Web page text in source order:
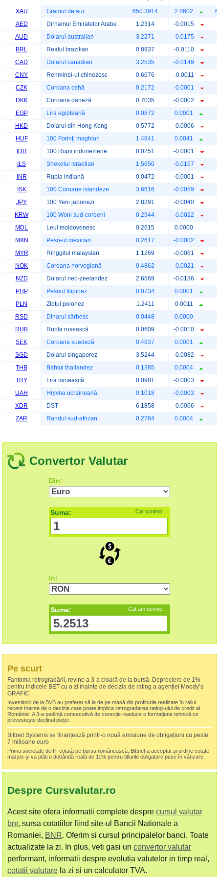
XAU Gramul de aur 650.3914 2.8602
AED
Dirhamul Emiratelor Arabe 1.2314 -0.0015
AUD
Dolarul australian 3.2271 -0.0175
BRL
Realul brazilian 0.8937 -0.0110
CAD
Dolarul canadian 3.2535 -0.0149
CNY
Renminbi-ul chinezesc 0.6676 -0.0011
CZK
Coroana cehă 0.2172 -0.0001
DKK
Coroana daneză 0.7035 -0.0002
EGP
Lira egipteană 0.0872 0.0001
HKD
Dolarul din Hong Kong 0.5772 -0.0006
HUF
100 Forinţi maghiari 1.4841 0.0041
IDR
100 Rupii indoneziene 0.0251 -0.0001
ILS
Shekelul israelian 1.5650 -0.0157
INR
Rupia indiană 0.0472 -0.0001
ISK
100 Coroane islandeze 3.6616 -0.0059
JPY
100 Yeni japonezi 2.8291 -0.0040
KRW
100 Woni sud-coreeni 0.2944 -0.0022
MDL
Leul moldovenesc 0.2615 0.0000
MXN
Peso-ul mexican 0.2617 -0.0002
MYR
Ringgitul malaysian 1.1269 -0.0061
NOK
Coroana norvegiană 0.4862 -0.0021
NZD
Dolarul neo-zeelandez 2.6569 -0.0136
PHP
Pesoul filipinez 0.0734 0.0001
PLN
Zlotul polonez 1.2411 0.0011
RSD
Dinarul sârbesc 0.0448 0.0000
RUB
Rubla rusească 0.0609 -0.0010
SEK
Coroana suedeză 0.4837 0.0001
SGD
Dolarul singaporez 3.5244 -0.0082
THB
Bahtul thailandez 0.1385 0.0004
TRY
Lira turcească 0.0981 -0.0003
UAH
Hryvna ucraineană 0.1018 -0.0003
XDR
DST 6.1858 -0.0066
ZAR
Randul sud-african 0.2784 0.0004
Convertor Valutar
Din:
Suma: Cat schimb:
In:
Suma: Cat am nevoie:
Pe scurt
Fantoma retrogradării, revine a 3-a cioară de la bursă. Depreciere de 1%
pentru indicele BET cu o zi înainte de decizia de rating a agenției Moody’s
GRAFIC
Investitorii de la BVB au preferat să ia de pe masă din profiturile realizate în raliul
recent înainte de o decizie care poate implica retrogradarea rating-ului de credit al
României. A 3-a ședință consecutivă de corecție readuce o formațiune tehnică ce
prevestește declinul pieței.
Bittnet Systems se finanțează printr-o nouă emisiune de obligațiuni cu peste
7 milioane euro
Prima societate de IT cotată pe bursa românească, Bittnet a acceptat și ordine cotate
mai jos și va plăti o dobândă reală de 11% pentru titlurile obligatare puse în vânzare.
Despre Cursvalutar.ro
Acest site ofera informatii complete despre cursul valutar
bnr, sursa cotatiilor fiind site-ul Bancii Nationale a
Romaniei, BNR. Oferim si cursul principalelor banci. Toate
actualizate la zi. In plus, veti gasi un convertor valutar
performant, informatii despre evolutia valutelor in timp real,
cotatii valutare la zi si un calculator TVA.